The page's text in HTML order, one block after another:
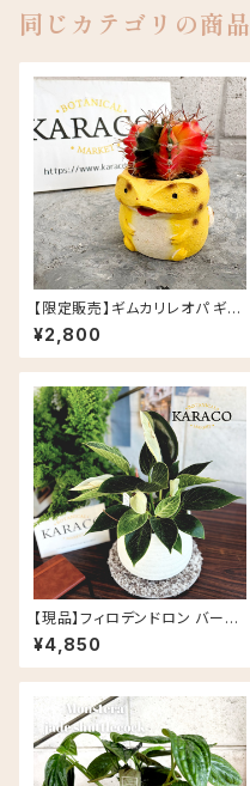
同じカテゴリの商品
【限定販売】ギムカリレオパ ギム
ノカリキウム ミハノビッチ レオパ
ードゲッコー ヒョウモントカゲモ
ドキ レジン鉢
¥2,800
【現品】フィロデンドロン バーキ
ン 斑入り ナチュラルな陶器鉢(5
号相当)
¥4,850